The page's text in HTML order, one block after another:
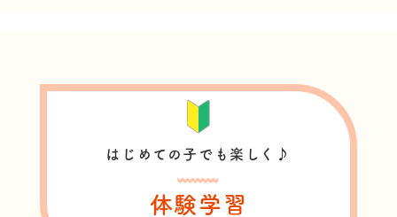
はじめての子でも楽しく♪
体験学習